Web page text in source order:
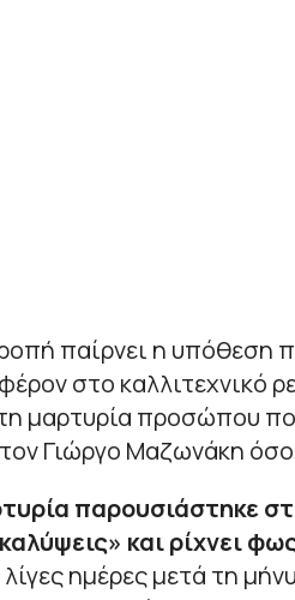
παίρνει η υπόθεση
στο καλλιτεχνικό
μαρτυρία προσώπου
Γιώργο Μαζωνάκη
παρουσιάστηκε
και ρίχνει
λίγες ημέρες μετά τη